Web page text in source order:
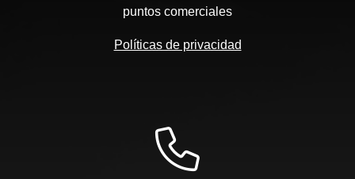
puntos comerciales
Políticas de privacidad